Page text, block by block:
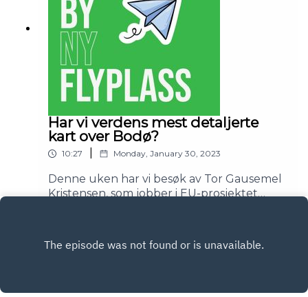
Har vi verdens mest detaljerte
kart over Bodø?
10:27 Monday, January 30, 2023
Denne uken har vi besøk av Tor Gausemel
Kristensen, som jobber i EU-prosjektet